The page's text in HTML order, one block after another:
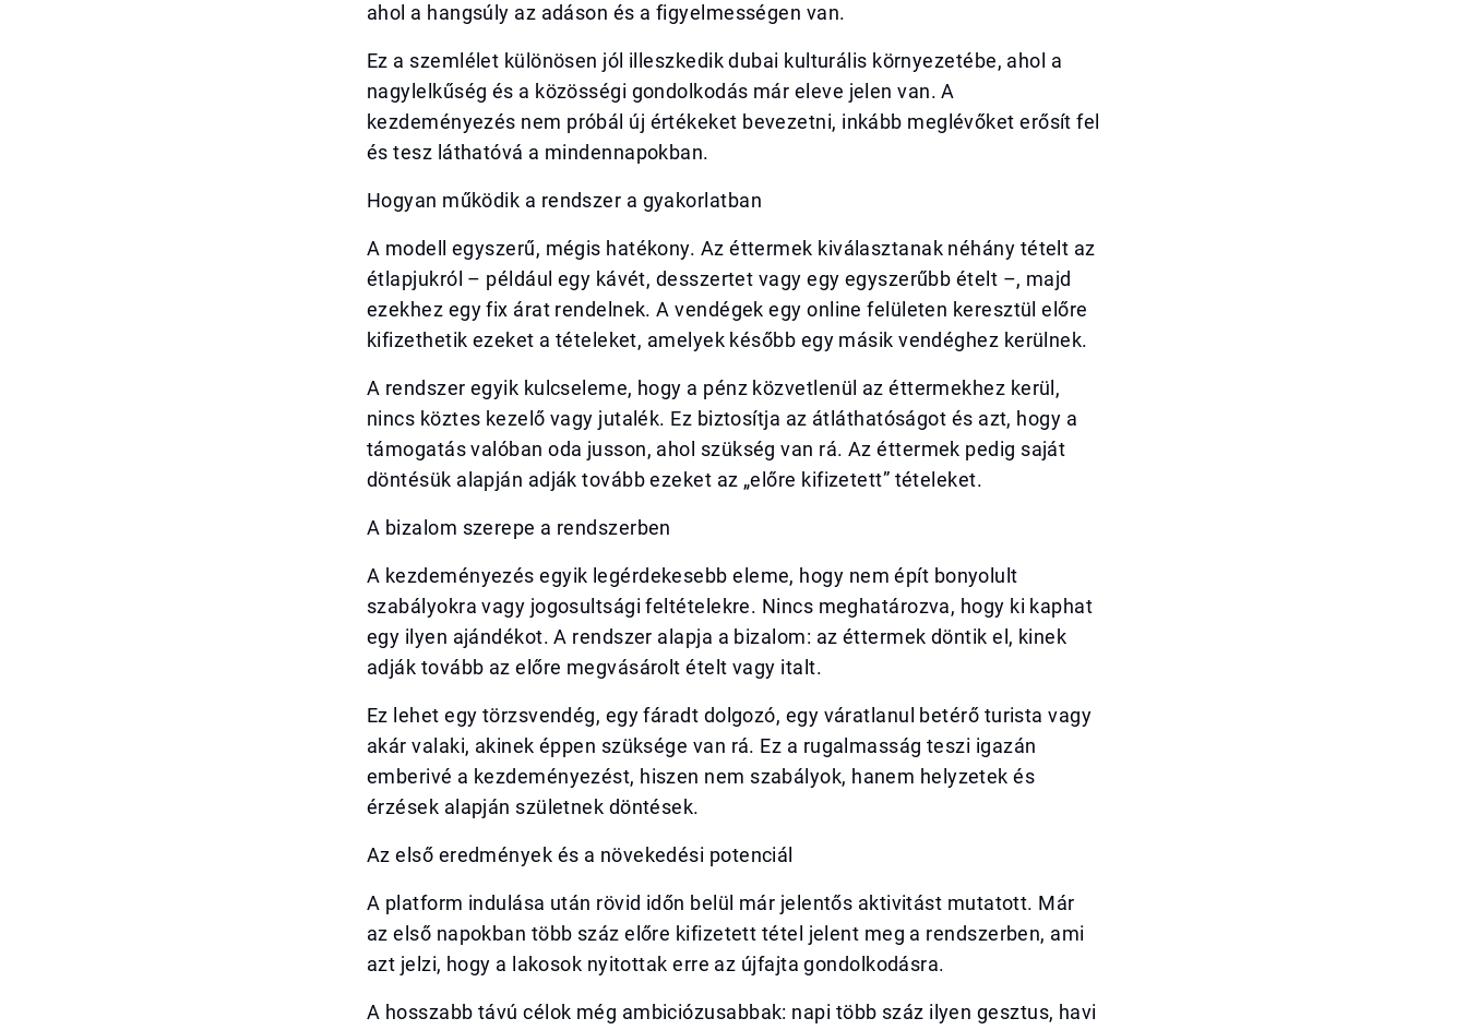
ahol a hangsúly az adáson és a figyelmességen van.
Ez a szemlélet különösen jól illeszkedik dubai kulturális környezetébe, ahol a
nagylelkűség és a közösségi gondolkodás már eleve jelen van. A
kezdeményezés nem próbál új értékeket bevezetni, inkább meglévőket erősít fel
és tesz láthatóvá a mindennapokban.
Hogyan működik a rendszer a gyakorlatban
A modell egyszerű, mégis hatékony. Az éttermek kiválasztanak néhány tételt az
étlapjukról – például egy kávét, desszertet vagy egy egyszerűbb ételt –, majd
ezekhez egy fix árat rendelnek. A vendégek egy online felületen keresztül előre
kifizethetik ezeket a tételeket, amelyek később egy másik vendéghez kerülnek.
A rendszer egyik kulcseleme, hogy a pénz közvetlenül az éttermekhez kerül,
nincs köztes kezelő vagy jutalék. Ez biztosítja az átláthatóságot és azt, hogy a
támogatás valóban oda jusson, ahol szükség van rá. Az éttermek pedig saját
döntésük alapján adják tovább ezeket az „előre kifizetett” tételeket.
A bizalom szerepe a rendszerben
A kezdeményezés egyik legérdekesebb eleme, hogy nem épít bonyolult
szabályokra vagy jogosultsági feltételekre. Nincs meghatározva, hogy ki kaphat
egy ilyen ajándékot. A rendszer alapja a bizalom: az éttermek döntik el, kinek
adják tovább az előre megvásárolt ételt vagy italt.
Ez lehet egy törzsvendég, egy fáradt dolgozó, egy váratlanul betérő turista vagy
akár valaki, akinek éppen szüksége van rá. Ez a rugalmasság teszi igazán
emberivé a kezdeményezést, hiszen nem szabályok, hanem helyzetek és
érzések alapján születnek döntések.
Az első eredmények és a növekedési potenciál
A platform indulása után rövid időn belül már jelentős aktivitást mutatott. Már
az első napokban több száz előre kifizetett tétel jelent meg a rendszerben, ami
azt jelzi, hogy a lakosok nyitottak erre az újfajta gondolkodásra.
A hosszabb távú célok még ambiciózusabbak: napi több száz ilyen gesztus, havi